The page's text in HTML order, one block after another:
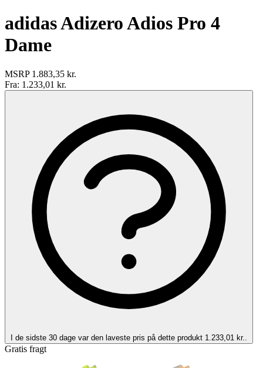
adidas Adizero Adios Pro 4
Dame
MSRP 1.883,35 kr.
Fra: 1.233,01 kr.
I de sidste 30 dage var den laveste pris på dette produkt 1.233,01 kr..
Gratis fragt